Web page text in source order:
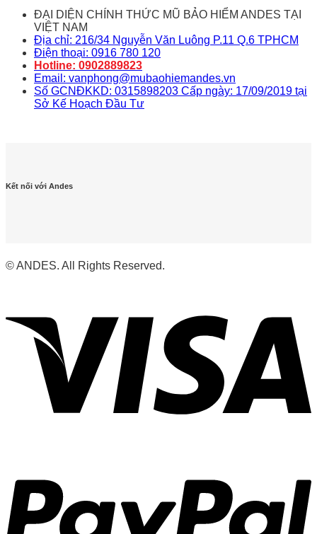
ĐẠI DIỆN CHÍNH THỨC MŨ BẢO HIỂM ANDES TẠI
VIỆT NAM
Địa chỉ: 216/34 Nguyễn Văn Luông P.11 Q.6 TPHCM
Điện thoại: 0916 780 120
Hotline: 0902889823
Email: vanphong@mubaohiemandes.vn
Số GCNĐKKD: 0315898203 Cấp ngày: 17/09/2019 tại
Sở Kế Hoạch Đầu Tư
Kết nối với Andes
© ANDES. All Rights Reserved.